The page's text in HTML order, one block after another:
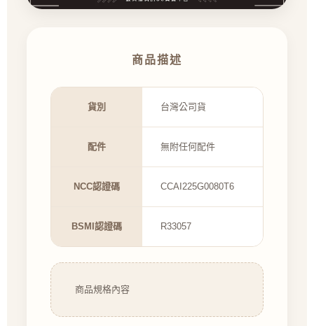
商品描述
貨別 台灣公司貨
配件 無附任何配件
NCC認證碼 CCAI225G0080T6
BSMI認證碼 R33057
商品規格內容